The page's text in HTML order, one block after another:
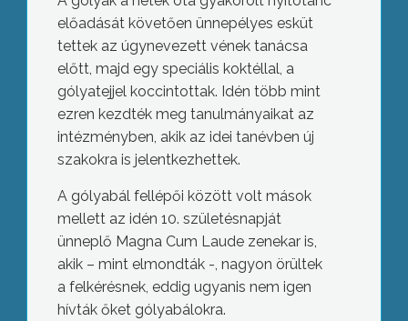
előadását követően ünnepélyes esküt
tettek az úgynevezett vének tanácsa
előtt, majd egy speciális koktéllal, a
gólyatejjel koccintottak. Idén több mint
ezren kezdték meg tanulmányaikat az
intézményben, akik az idei tanévben új
szakokra is jelentkezhettek.
A gólyabál fellépői között volt mások
mellett az idén 10. születésnapját
ünneplő Magna Cum Laude zenekar is,
akik – mint elmondták -, nagyon örültek
a felkérésnek, eddig ugyanis nem igen
hívták őket gólyabálokra.